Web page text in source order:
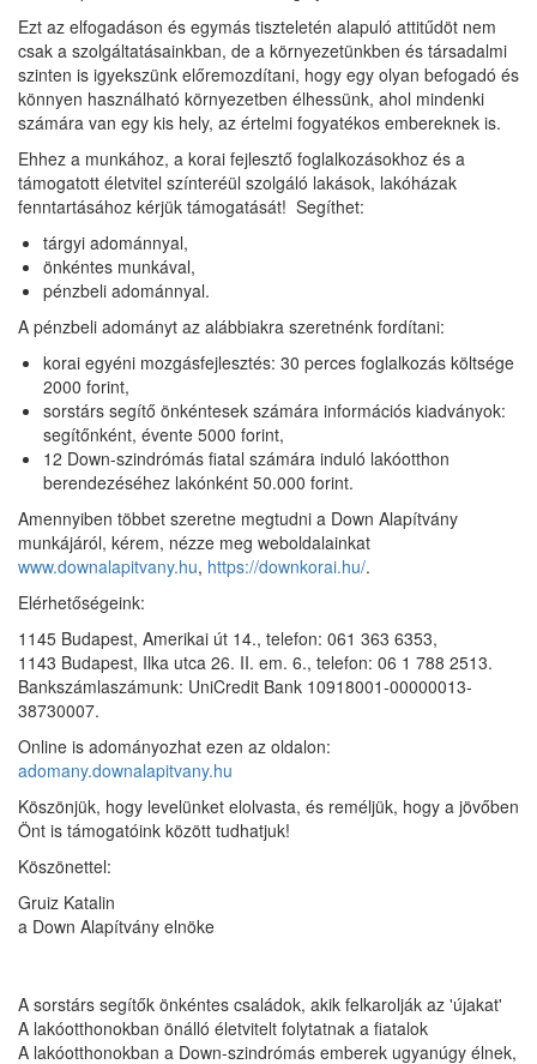
Ezt az elfogadáson és egymás tiszteletén alapuló attitűdöt nem
csak a szolgáltatásainkban, de a környezetünkben és társadalmi
szinten is igyekszünk előremozdítani, hogy egy olyan befogadó és
könnyen használható környezetben élhessünk, ahol mindenki
számára van egy kis hely, az értelmi fogyatékos embereknek is.
Ehhez a munkához, a korai fejlesztő foglalkozásokhoz és a
támogatott életvitel színteréül szolgáló lakások, lakóházak
fenntartásához kérjük támogatását! Segíthet:
tárgyi adománnyal,
önkéntes munkával,
pénzbeli adománnyal.
A pénzbeli adományt az alábbiakra szeretnénk fordítani:
korai egyéni mozgásfejlesztés: 30 perces foglalkozás költsége
2000 forint,
sorstárs segítő önkéntesek számára információs kiadványok:
segítőnként, évente 5000 forint,
12 Down-szindrómás fiatal számára induló lakóotthon
berendezéséhez lakónként 50.000 forint.
Amennyiben többet szeretne megtudni a Down Alapítvány
munkájáról, kérem, nézze meg weboldalainkat
www.downalapitvany.hu, https://downkorai.hu/.
Elérhetőségeink:
1145 Budapest, Amerikai út 14., telefon: 061 363 6353,
1143 Budapest, Ilka utca 26. II. em. 6., telefon: 06 1 788 2513.
Bankszámlaszámunk: UniCredit Bank 10918001-00000013-
38730007.
Online is adományozhat ezen az oldalon:
adomany.downalapitvany.hu
Köszönjük, hogy levelünket elolvasta, és reméljük, hogy a jövőben
Önt is támogatóink között tudhatjuk!
Köszönettel:
Gruiz Katalin
a Down Alapítvány elnöke
A sorstárs segítők önkéntes családok, akik felkarolják az 'újakat'
A lakóotthonokban önálló életvitelt folytatnak a fiatalok
A lakóotthonokban a Down-szindrómás emberek ugyanúgy élnek,